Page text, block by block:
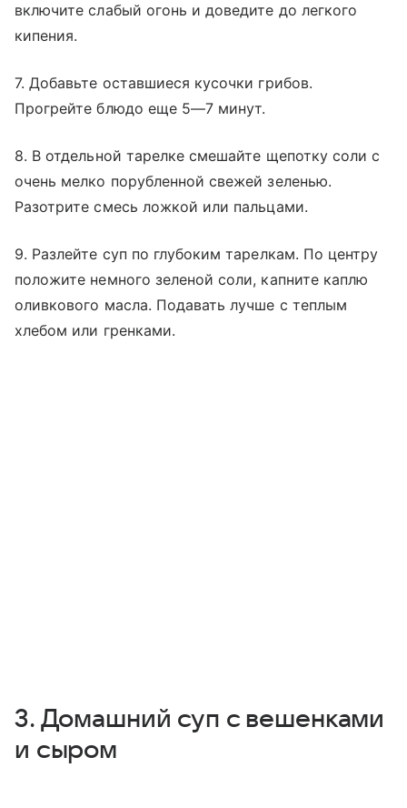
включите слабый огонь и доведите до легкого
кипения.
7. Добавьте оставшиеся кусочки грибов.
Прогрейте блюдо еще 5—7 минут.
8. В отдельной тарелке смешайте щепотку соли с
очень мелко порубленной свежей зеленью.
Разотрите смесь ложкой или пальцами.
9. Разлейте суп по глубоким тарелкам. По центру
положите немного зеленой соли, капните каплю
оливкового масла. Подавать лучше с теплым
хлебом или гренками.
3. Домашний суп с вешенками
и сыром